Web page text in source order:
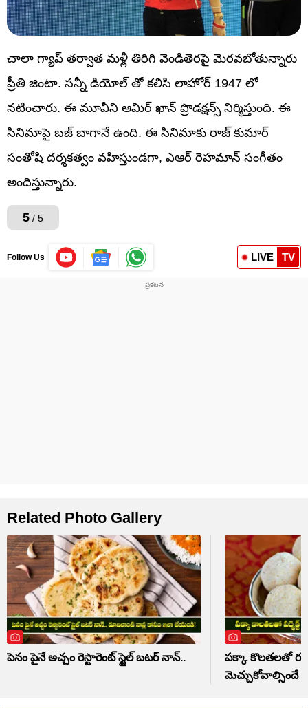
చాలా గ్యాప్‌ తర్వాత మళ్లీ తిరిగి వెండితెరపై మెరవబోతున్నారు
ప్రీతి జింటా. సన్నీ డియోల్ తో కలిసి లాహోర్ 1947 లో
నటించారు. ఈ మూవీని ఆమిర్ ఖాన్ ప్రొడక్షన్స్ నిర్మిస్తుంది. ఈ
సినిమాపై బజ్ బాగానే ఉంది. ఈ సినిమాకు రాజ్ కుమార్
సంతోషి దర్శకత్వం వహిస్తుండగా, ఎఆర్ రెహమాన్ సంగీతం
అందిస్తున్నారు.
5 / 5
Follow Us LIVE TV
Related Photo Gallery
పెనం పైనే అచ్చం రెస్టారెంట్ స్టైల్ బటర్ నాన్..
పక్కా కొలతలతో రవ్వ
మెచ్చుకోవాల్సిందే